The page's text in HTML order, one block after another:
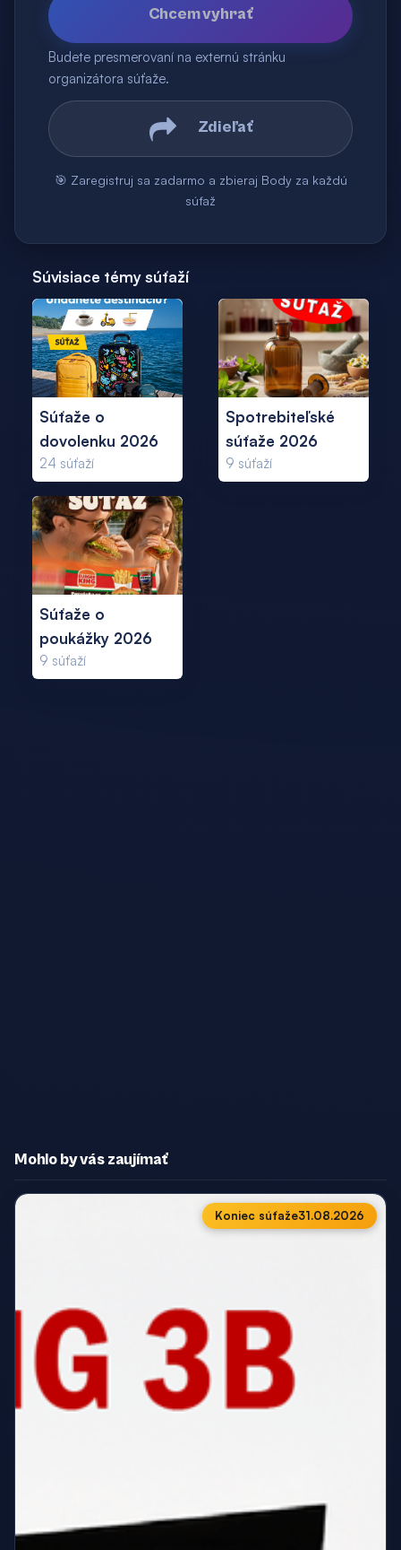
Chcem vyhrať
Budete presmerovaní na externú stránku
organizátora súťaže.
Zdieľať
🎯 Zaregistruj sa zadarmo a zbieraj Body za každú
súťaž
Súvisiace témy súťaží
Súťaže o
dovolenku 2026
24 súťaží
Spotrebiteľské
súťaže 2026
9 súťaží
Súťaže o
poukážky 2026
9 súťaží
Mohlo by vás zaujímať
Koniec súťaže31.08.2026